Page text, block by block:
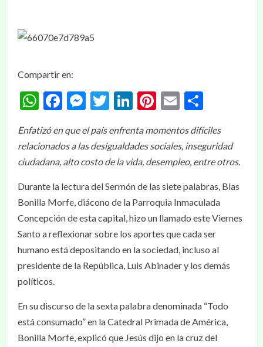
Compartir en:
WhatsApp
Facebook
Messenger
Twitter
LinkedIn
Pinterest
Email
Enfatizó en que el país enfrenta momentos difíciles
relacionados a las desigualdades sociales, inseguridad
ciudadana, alto costo de la vida, desempleo, entre otros.
Durante la lectura del Sermón de las siete palabras, Blas
Bonilla Morfe, diácono de la Parroquia Inmaculada
Concepción de esta capital, hizo un llamado este Viernes
Santo a reflexionar sobre los aportes que cada ser
humano está depositando en la sociedad, incluso al
presidente de la República, Luis Abinader y los demás
políticos.
En su discurso de la sexta palabra denominada “Todo
está consumado” en la Catedral Primada de América,
Bonilla Morfe, explicó que Jesús dijo en la cruz del